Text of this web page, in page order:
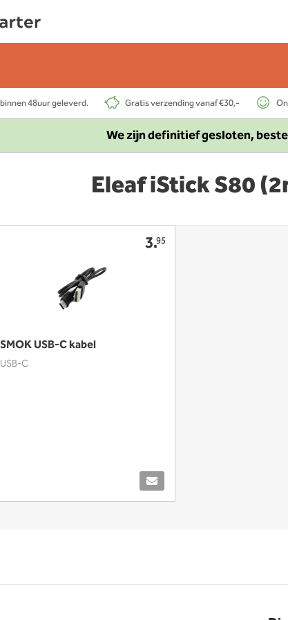
48uur geleverd. Gratis verzending vanaf €30,-
We zijn definitief gesloten,
Eleaf iStick S80
3.95
SMOK USB-C kabel
USB-C